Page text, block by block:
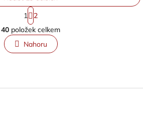
O
v
l
á
í
S
t
r
á
n
k
n
1
2
40 položek celkem
Nahoru